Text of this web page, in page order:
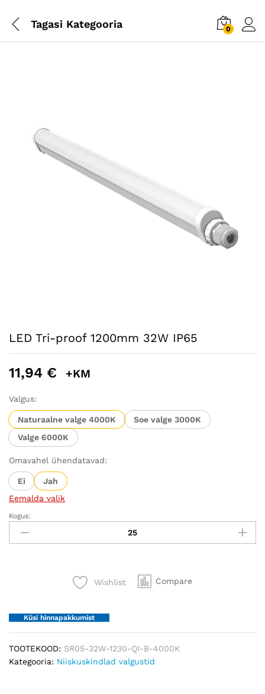
Tagasi Kategooria 0
LED Tri-proof 1200mm 32W IP65
11,94 € +KM
Valgus:
Naturaalne valge 4000K
Soe valge 3000K
Valge 6000K
Omavahel ühendatavad:
Ei
Jah
Eemalda valik
LED
Tri-
proof
Kogus:
Wishlist Compare
Küsi hinnapakkumist
TOOTEKOOD: SR05-32W-1230-QI-B-4000K
Kategooria: Niiskuskindlad valgustid